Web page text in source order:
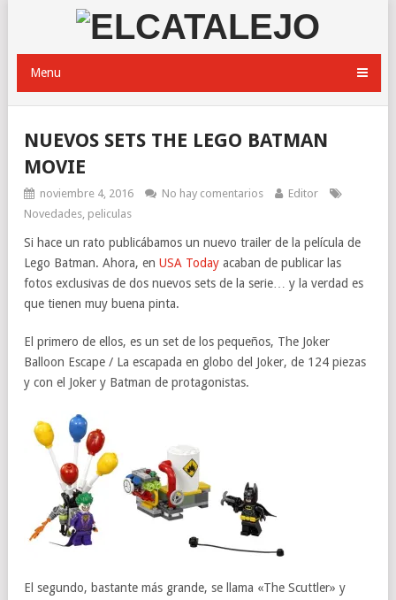
Menu
NUEVOS SETS THE LEGO BATMAN
MOVIE
noviembre 4, 2016 No hay comentarios
Editor
Novedades, peliculas
Si hace un rato publicábamos un nuevo trailer de la película de
Lego Batman. Ahora, en USA Today acaban de publicar las
fotos exclusivas de dos nuevos sets de la serie… y la verdad es
que tienen muy buena pinta.
El primero de ellos, es un set de los pequeños, The Joker
Balloon Escape / La escapada en globo del Joker, de 124 piezas
y con el Joker y Batman de protagonistas.
El segundo, bastante más grande, se llama «The Scuttler» y